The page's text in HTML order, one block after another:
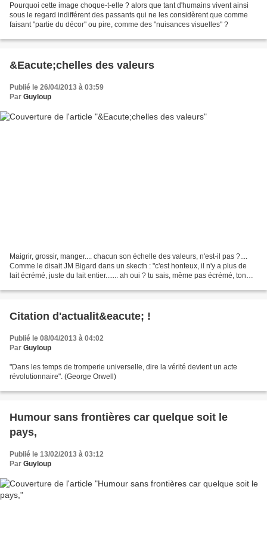
Pourquoi cette image choque-t-elle ? alors que tant d'humains vivent ainsi
sous le regard indifférent des passants qui ne les considèrent que comme
faisant "partie du décor" ou pire, comme des "nuisances visuelles" ?
&Eacute;chelles des valeurs
Publié le 26/04/2013 à 03:59
Par Guyloup
Maigrir, grossir, manger.... chacun son échelle des valeurs, n'est-il pas ?....
Comme le disait JM Bigard dans un skecth : "c'est honteux, il n'y a plus de
lait écrémé, juste du lait entier....... ah oui ? tu sais, même pas écrémé, ton
Citation d'actualit&eacute; !
Publié le 08/04/2013 à 04:02
Par Guyloup
"Dans les temps de tromperie universelle, dire la vérité devient un acte
révolutionnaire". (George Orwell)
Humour sans frontières car quelque soit le
pays,
Publié le 13/02/2013 à 03:12
Par Guyloup